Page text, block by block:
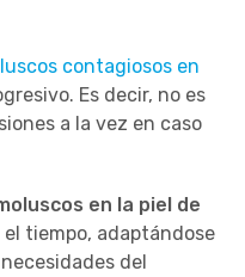
contagiosos en
Es decir, no es
a la vez en caso
en la piel de
tiempo, adaptándose
del